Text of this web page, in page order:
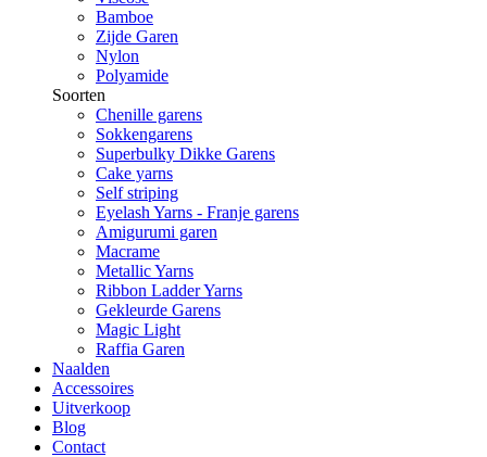
Bamboe
Zijde Garen
Nylon
Polyamide
Soorten
Chenille garens
Sokkengarens
Superbulky Dikke Garens
Cake yarns
Self striping
Eyelash Yarns - Franje garens
Amigurumi garen
Macrame
Metallic Yarns
Ribbon Ladder Yarns
Gekleurde Garens
Magic Light
Raffia Garen
Naalden
Accessoires
Uitverkoop
Blog
Contact